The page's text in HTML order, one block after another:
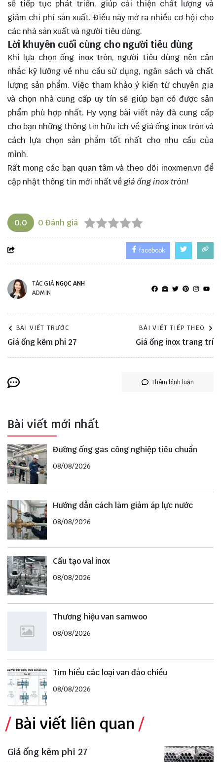
sẽ tiếp tục phát triển, giúp cải thiện chất lượng và
giảm chi phí sản xuất. Điều này mở ra nhiều cơ hội cho
các nhà sản xuất và người tiêu dùng.
Lời khuyên cuối cùng cho người tiêu dùng
Khi lựa chọn ống inox tròn, người tiêu dùng nên cân
nhắc kỹ lưỡng về nhu cầu sử dụng, ngân sách và chất
lượng sản phẩm. Việc tham khảo ý kiến từ chuyên gia
và chọn nhà cung cấp uy tín sẽ giúp bạn có được sản
phẩm phù hợp nhất. Hy vọng bài viết này đã cung cấp
cho bạn những thông tin hữu ích về giá ống inox tròn và
cách lựa chọn sản phẩm tốt nhất cho nhu cầu của
mình.
Rất mong các bạn quan tâm và theo dõi inoxmen.vn để
cập nhật thông tin mới nhất vềgiá ống inox tròn!
0.0 0 Đánh giá
facebook
TÁC GIẢNGỌC ANH
ADMIN
BÀI VIẾT TRƯỚC
Giá ống kẽm phi 27
BÀI VIẾT TIẾP THEO
Giá ống inox trang trí
Thêm bình luận
Bài viết mới nhất
Đường ống gas công nghiệp tiêu chuẩn
08/08/2026
Hướng dẫn cách làm giảm áp lực nước
08/08/2026
Cấu tạo val inox
08/08/2026
Thương hiệu van samwoo
08/08/2026
Tìm hiểu các loại van đảo chiều
08/08/2026
Bài viết liên quan
Giá ống kẽm phi 27